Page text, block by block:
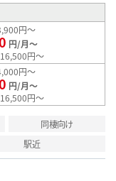
円～
円/月～
円～
円～
円/月～
円～
同棲向け
駅近